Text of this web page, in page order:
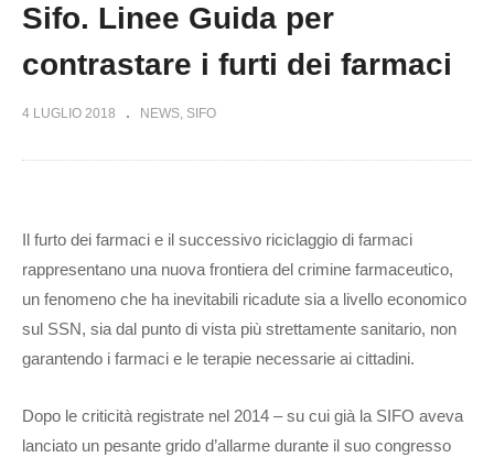
Sifo. Linee Guida per
contrastare i furti dei farmaci
4 LUGLIO 2018 NEWS SIFO
Il furto dei farmaci e il successivo riciclaggio di farmaci
rappresentano una nuova frontiera del crimine farmaceutico,
un fenomeno che ha inevitabili ricadute sia a livello economico
sul SSN, sia dal punto di vista più strettamente sanitario, non
garantendo i farmaci e le terapie necessarie ai cittadini.
Dopo le criticità registrate nel 2014 – su cui già la SIFO aveva
lanciato un pesante grido d’allarme durante il suo congresso